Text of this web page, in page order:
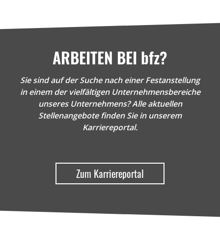
ARBEITEN BEI bfz?
Sie sind auf der Suche nach einer Festanstellung
in einem der vielfältigen Unternehmensbereiche
unseres Unternehmens? Alle aktuellen
Stellenangebote finden Sie in unserem
Karriereportal.
Zum Karriereportal